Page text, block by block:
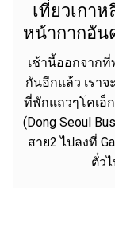
เที่ยวเกา
หน้ากากอัน
เช้านี้ออกจากที่
กันอีกแล้ว เรา
ที่พักแถวๆโคเอ็
(Dong Seoul
สาย2 ไปลงที่
ตั๋ว